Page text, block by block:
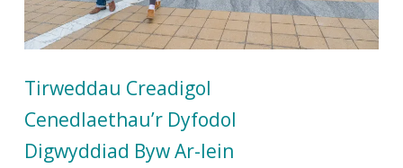
Tirweddau Creadigol
Cenedlaethau’r Dyfodol
Digwyddiad Byw Ar-lein